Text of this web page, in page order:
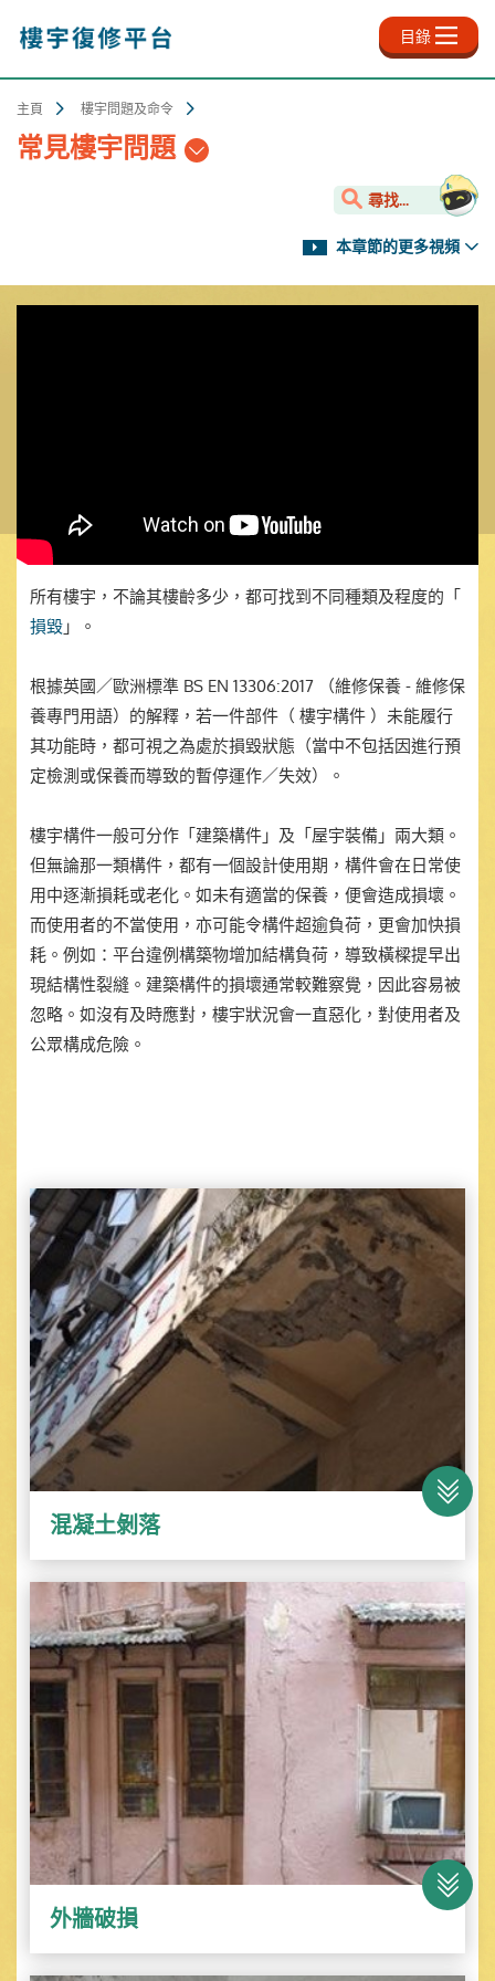
內
目錄
主頁 樓宇問題及命令
常見樓宇問題
尋找...
本章節的更多視頻
所有樓宇，不論其樓齡多少，都可找到不同種類及程度的「
損毀」。
根據英國／歐洲標準 BS EN 13306:2017 （維修保養 - 維修保
養專門用語）的解釋，若一件部件（ 樓宇構件 ）未能履行
其功能時，都可視之為處於損毀狀態（當中不包括因進行預
定檢測或保養而導致的暫停運作／失效）。
樓宇構件一般可分作「建築構件」及「屋宇裝備」兩大類。
但無論那一類構件，都有一個設計使用期，構件會在日常使
用中逐漸損耗或老化。如未有適當的保養，便會造成損壞。
而使用者的不當使用，亦可能令構件超逾負荷，更會加快損
耗。例如：平台違例構築物增加結構負荷，導致橫樑提早出
現結構性裂縫。建築構件的損壞通常較難察覺，因此容易被
忽略。如沒有及時應對，樓宇狀況會一直惡化，對使用者及
公眾構成危險。
混凝土剝落
外牆破損